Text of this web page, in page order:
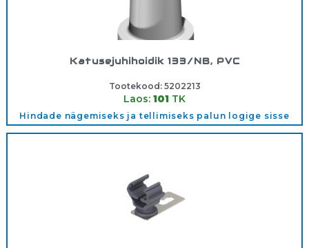
Katusejuhihoidik 133/NB, PVC
Tootekood: 5202213
Laos: 101 TK
Hindade nägemiseks ja tellimiseks palun logige sisse